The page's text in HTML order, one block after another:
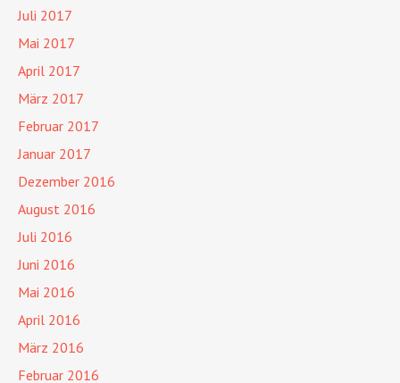
Juli 2017
Mai 2017
April 2017
März 2017
Februar 2017
Januar 2017
Dezember 2016
August 2016
Juli 2016
Juni 2016
Mai 2016
April 2016
März 2016
Februar 2016